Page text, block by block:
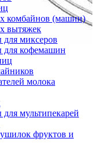
комбайнов (машин)
вытяжек
для миксеров
для кофемашин
молока
для мультипекарей
фруктов и